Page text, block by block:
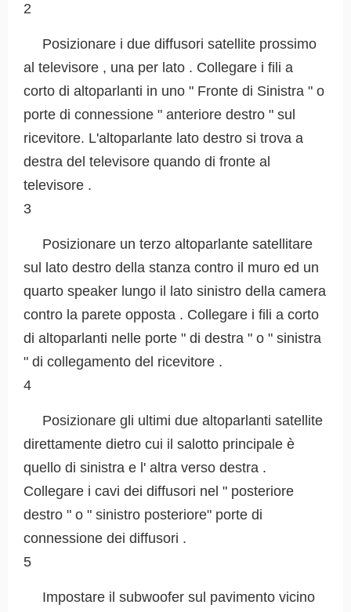
2
Posizionare i due diffusori satellite prossimo
al televisore , una per lato . Collegare i fili a
corto di altoparlanti in uno " Fronte di Sinistra " o
porte di connessione " anteriore destro " sul
ricevitore. L'altoparlante lato destro si trova a
destra del televisore quando di fronte al
televisore .
3
Posizionare un terzo altoparlante satellitare
sul lato destro della stanza contro il muro ed un
quarto speaker lungo il lato sinistro della camera
contro la parete opposta . Collegare i fili a corto
di altoparlanti nelle porte " di destra " o " sinistra
" di collegamento del ricevitore .
4
Posizionare gli ultimi due altoparlanti satellite
direttamente dietro cui il salotto principale è
quello di sinistra e l' altra verso destra .
Collegare i cavi dei diffusori nel " posteriore
destro " o " sinistro posteriore" porte di
connessione dei diffusori .
5
Impostare il subwoofer sul pavimento vicino